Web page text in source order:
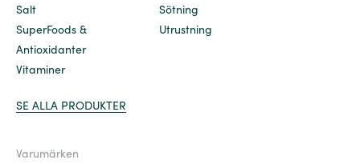
Salt
Sötning
SuperFoods &
Antioxidanter
Utrustning
Vitaminer
SE ALLA PRODUKTER
Varumärken